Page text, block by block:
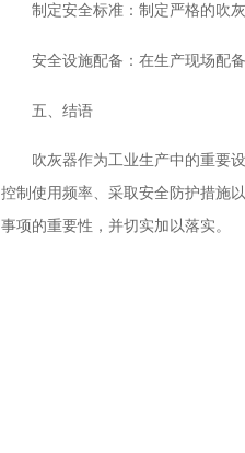
制定安全标准：制定严格的吹灰
安全设施配备：在生产现场配备
五、结语
吹灰器作为工业生产中的重要设
控制使用频率、采取安全防护措施
事项的重要性，并切实加以落实。